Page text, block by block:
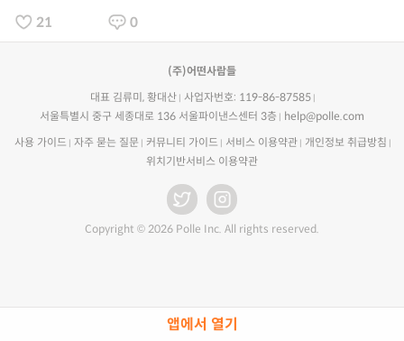
앱에서 열기
21 0
(주)어떤사람들
대표 김류미, 황대산
사업자번호: 119-86-87585
서울특별시 중구 세종대로 136 서울파이낸스센터 3층
help@polle.com
사용 가이드 자주 묻는 질문 커뮤니티 가이드 서비스 이용약관
개인정보 취급방침
위치기반서비스 이용약관
Copyright © 2026 Polle Inc. All rights reserved.